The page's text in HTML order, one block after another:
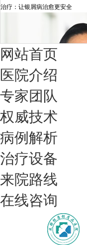
治疗：让银屑病治愈更安全
我们只治银屑病，我们在成都坐诊
308nm激光：银屑病治疗更高效
网站首页
医院介绍
专家团队
权威技术
病例解析
治疗设备
来院路线
在线咨询